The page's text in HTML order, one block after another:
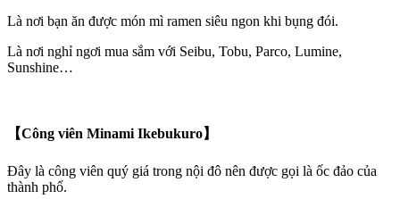
Là nơi bạn ăn được món mì ramen siêu ngon khi bụng đói.
Là nơi nghỉ ngơi mua sắm với Seibu, Tobu, Parco, Lumine,
Sunshine…
【Công viên Minami Ikebukuro】
Đây là công viên quý giá trong nội đô nên được gọi là ốc đảo của
thành phố.